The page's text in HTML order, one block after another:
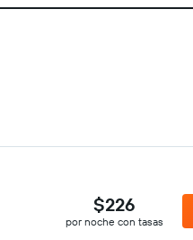
$226
por noche con tasas